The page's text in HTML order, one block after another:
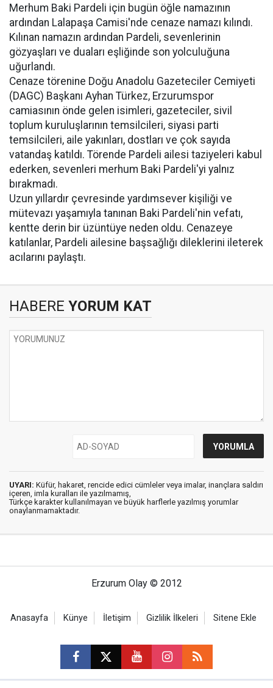
Merhum Baki Pardeli için bugün öğle namazının
ardından Lalapaşa Camisi'nde cenaze namazı kılındı.
Kılınan namazın ardından Pardeli, sevenlerinin
gözyaşları ve duaları eşliğinde son yolculuğuna
uğurlandı.
Cenaze törenine Doğu Anadolu Gazeteciler Cemiyeti
(DAGC) Başkanı Ayhan Türkez, Erzurumspor
camiasının önde gelen isimleri, gazeteciler, sivil
toplum kuruluşlarının temsilcileri, siyasi parti
temsilcileri, aile yakınları, dostları ve çok sayıda
vatandaş katıldı. Törende Pardeli ailesi taziyeleri kabul
ederken, sevenleri merhum Baki Pardeli'yi yalnız
bırakmadı.
Uzun yıllardır çevresinde yardımsever kişiliği ve
mütevazı yaşamıyla tanınan Baki Pardeli'nin vefatı,
kentte derin bir üzüntüye neden oldu. Cenazeye
katılanlar, Pardeli ailesine başsağlığı dileklerini ileterek
acılarını paylaştı.
HABERE YORUM KAT
UYARI: Küfür, hakaret, rencide edici cümleler veya imalar, inançlara saldırı
içeren, imla kuralları ile yazılmamış,
Türkçe karakter kullanılmayan ve büyük harflerle yazılmış yorumlar
onaylanmamaktadır.
Erzurum Olay © 2012
Anasayfa Künye İletişim Gizlilik İlkeleri Sitene Ekle